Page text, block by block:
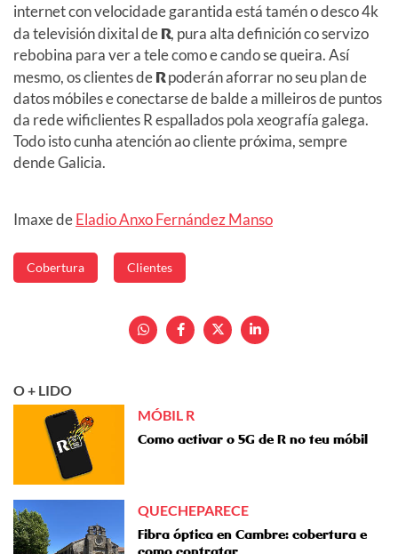
internet con velocidade garantida está tamén o desco 4k
da televisión dixital deR, pura alta definición co servizo
rebobina para ver a tele como e cando se queira. Así
mesmo, os clientes deRpoderán aforrar no seu plan de
datos móbiles e conectarse de balde a milleiros de puntos
da rede wificlientes R espallados pola xeografía galega.
Todo isto cunha atención ao cliente próxima, sempre
dende Galicia.
Imaxe deEladio Anxo Fernández Manso
Cobertura Clientes
O + LIDO
MÓBIL R
Como activar o 5G de R no teu móbil
QUECHEPARECE
Fibra óptica en Cambre: cobertura e